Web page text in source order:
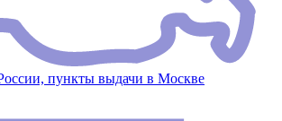
пункты выдачи в Москве